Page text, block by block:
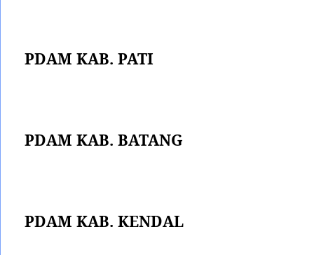
PDAM KAB. PATI
PDAM KAB. BATANG
PDAM KAB. KENDAL